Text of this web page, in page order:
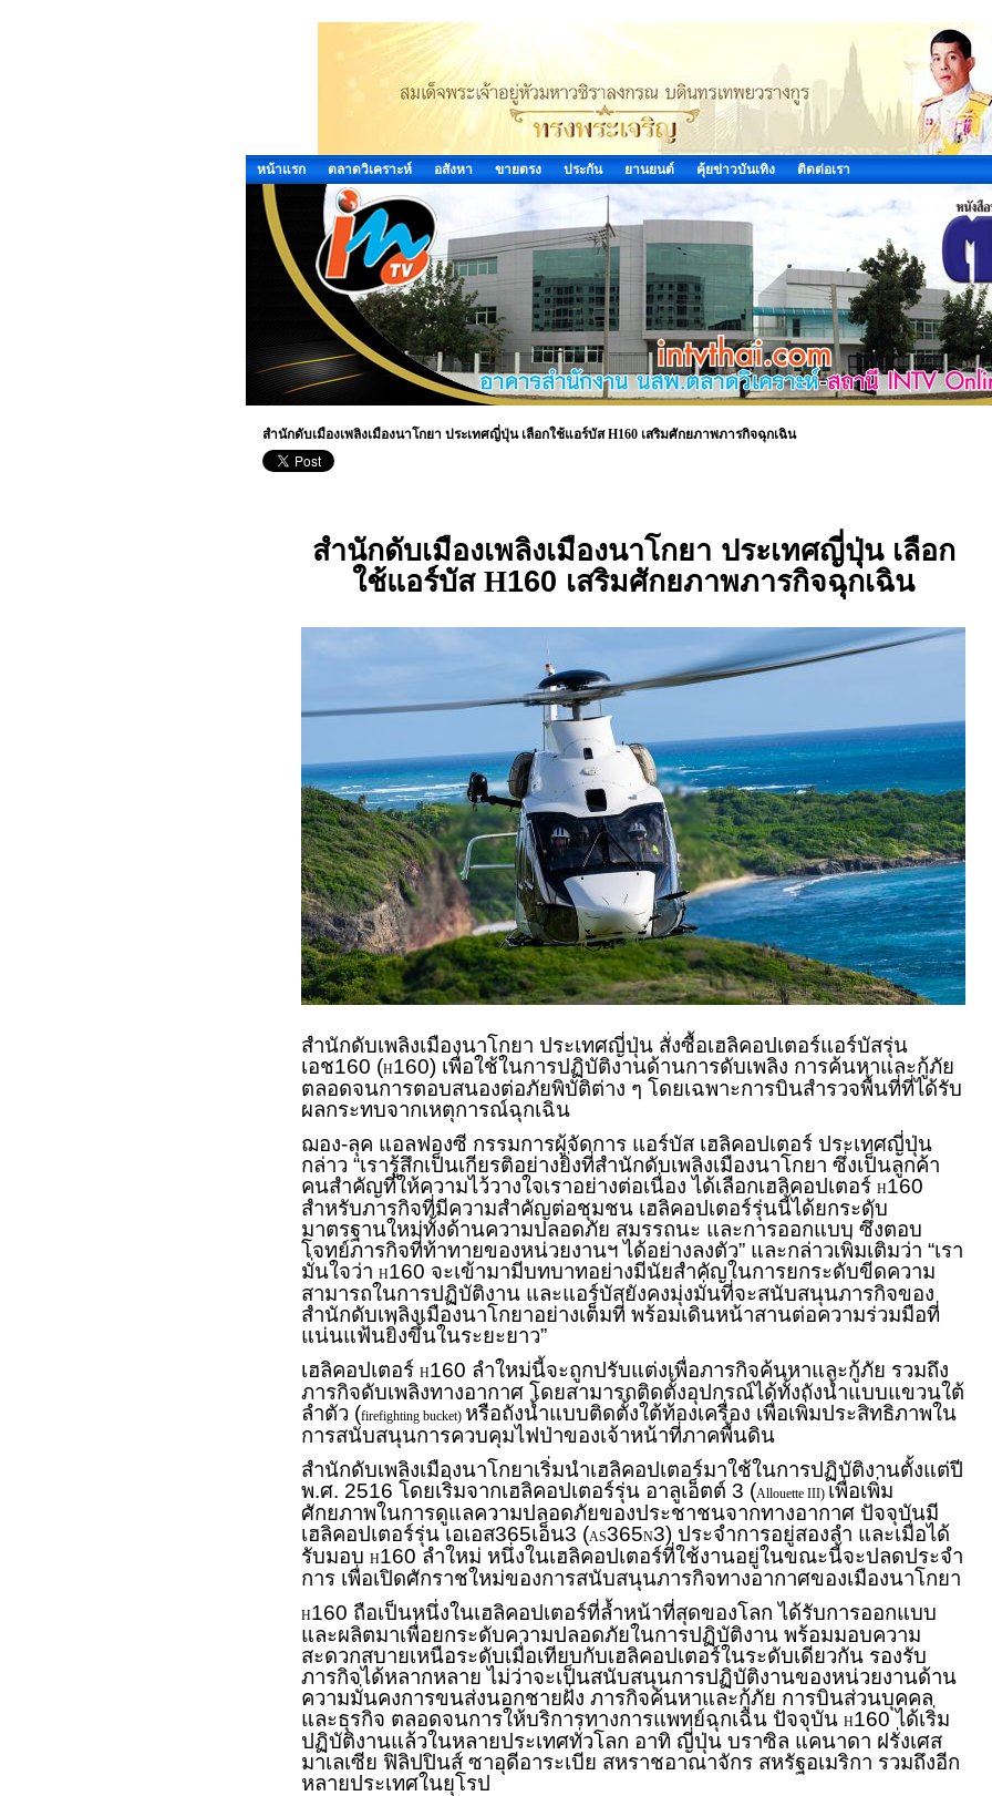
หน้าแรก ตลาดวิเคราะห์ อสังหา ขายตรง ประกัน ยานยนต์ คุ้ยข่าวบันเทิง ติดต่อเรา
สำนักดับเมืองเพลิงเมืองนาโกยา ประเทศญี่ปุ่น เลือกใช้แอร์บัส H160 เสริมศักยภาพภารกิจฉุกเฉิน
สำนักดับเมืองเพลิงเมืองนาโกยา ประเทศญี่ปุ่น เลือก
ใช้แอร์บัส H160 เสริมศักยภาพภารกิจฉุกเฉิน
สำนักดับเพลิงเมืองนาโกยา ประเทศญี่ปุ่น สั่งซื้อเฮลิคอปเตอร์แอร์บัสรุ่น
เอช160 (H160) เพื่อใช้ในการปฏิบัติงานด้านการดับเพลิง การค้นหาและกู้ภัย
ตลอดจนการตอบสนองต่อภัยพิบัติต่าง ๆ โดยเฉพาะการบินสำรวจพื้นที่ที่ได้รับ
ผลกระทบจากเหตุการณ์ฉุกเฉิน
ฌอง-ลุค แอลฟองซี กรรมการผู้จัดการ แอร์บัส เฮลิคอปเตอร์ ประเทศญี่ปุ่น
กล่าว “เรารู้สึกเป็นเกียรติอย่างยิ่งที่สำนักดับเพลิงเมืองนาโกยา ซึ่งเป็นลูกค้า
คนสำคัญที่ให้ความไว้วางใจเราอย่างต่อเนื่อง ได้เลือกเฮลิคอปเตอร์ H160
สำหรับภารกิจที่มีความสำคัญต่อชุมชน เฮลิคอปเตอร์รุ่นนี้ได้ยกระดับ
มาตรฐานใหม่ทั้งด้านความปลอดภัย สมรรถนะ และการออกแบบ ซึ่งตอบ
โจทย์ภารกิจที่ท้าทายของหน่วยงานฯ ได้อย่างลงตัว” และกล่าวเพิ่มเติมว่า “เรา
มั่นใจว่า H160 จะเข้ามามีบทบาทอย่างมีนัยสำคัญในการยกระดับขีดความ
สามารถในการปฏิบัติงาน และแอร์บัสยังคงมุ่งมั่นที่จะสนับสนุนภารกิจของ
สำนักดับเพลิงเมืองนาโกยาอย่างเต็มที่ พร้อมเดินหน้าสานต่อความร่วมมือที่
แน่นแฟ้นยิ่งขึ้นในระยะยาว”
เฮลิคอปเตอร์ H160 ลำใหม่นี้จะถูกปรับแต่งเพื่อภารกิจค้นหาและกู้ภัย รวมถึง
ภารกิจดับเพลิงทางอากาศ โดยสามารถติดตั้งอุปกรณ์ได้ทั้งถังน้ำแบบแขวนใต้
ลำตัว (firefighting bucket) หรือถังน้ำแบบติดตั้งใต้ท้องเครื่อง เพื่อเพิ่มประสิทธิภาพใน
การสนับสนุนการควบคุมไฟป่าของเจ้าหน้าที่ภาคพื้นดิน
สำนักดับเพลิงเมืองนาโกยาเริ่มนำเฮลิคอปเตอร์มาใช้ในการปฏิบัติงานตั้งแต่ปี
พ.ศ. 2516 โดยเริ่มจากเฮลิคอปเตอร์รุ่น อาลูเอ็ตต์ 3 (Allouette III) เพื่อเพิ่ม
ศักยภาพในการดูแลความปลอดภัยของประชาชนจากทางอากาศ ปัจจุบันมี
เฮลิคอปเตอร์รุ่น เอเอส365เอ็น3 (AS365N3) ประจำการอยู่สองลำ และเมื่อได้
รับมอบ H160 ลำใหม่ หนึ่งในเฮลิคอปเตอร์ที่ใช้งานอยู่ในขณะนี้จะปลดประจำ
การ เพื่อเปิดศักราชใหม่ของการสนับสนุนภารกิจทางอากาศของเมืองนาโกยา
H160 ถือเป็นหนึ่งในเฮลิคอปเตอร์ที่ล้ำหน้าที่สุดของโลก ได้รับการออกแบบ
และผลิตมาเพื่อยกระดับความปลอดภัยในการปฏิบัติงาน พร้อมมอบความ
สะดวกสบายเหนือระดับเมื่อเทียบกับเฮลิคอปเตอร์ในระดับเดียวกัน รองรับ
ภารกิจได้หลากหลาย ไม่ว่าจะเป็นสนับสนุนการปฏิบัติงานของหน่วยงานด้าน
ความมั่นคงการขนส่งนอกชายฝั่ง ภารกิจค้นหาและกู้ภัย การบินส่วนบุคคล
และธุรกิจ ตลอดจนการให้บริการทางการแพทย์ฉุกเฉิน ปัจจุบัน H160 ได้เริ่ม
ปฏิบัติงานแล้วในหลายประเทศทั่วโลก อาทิ ญี่ปุ่น บราซิล แคนาดา ฝรั่งเศส
มาเลเซีย ฟิลิปปินส์ ซาอุดีอาระเบีย สหราชอาณาจักร สหรัฐอเมริกา รวมถึงอีก
หลายประเทศในยุโรป